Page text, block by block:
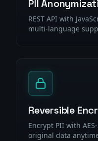
PII
REST API with
multi-language
Reversible
Encrypt PII with
original data